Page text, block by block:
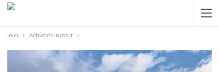
Inici Activitats Institut